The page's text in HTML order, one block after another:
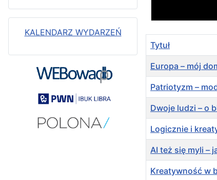
KALENDARZ WYDARZEŃ
Tytuł
Europa – mój
Patriotyzm –
Dwoje ludzi – o
Logicznie i
AI też się myli –
Kreatywność w